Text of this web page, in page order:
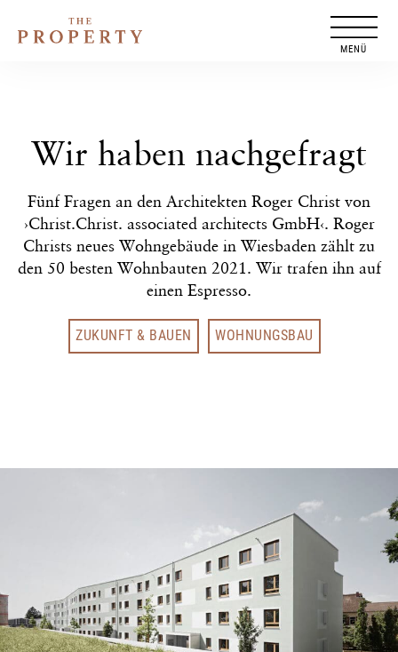
Inhalt
Wir haben nachgefragt
Fünf Fragen an den Architekten Roger Christ von
›Christ.Christ. associated architects GmbH‹. Roger
Christs neues Wohngebäude in Wiesbaden zählt zu
den 50 besten Wohnbauten 2021. Wir trafen ihn auf
einen Espresso.
ZUKUNFT & BAUEN WOHNUNGSBAU